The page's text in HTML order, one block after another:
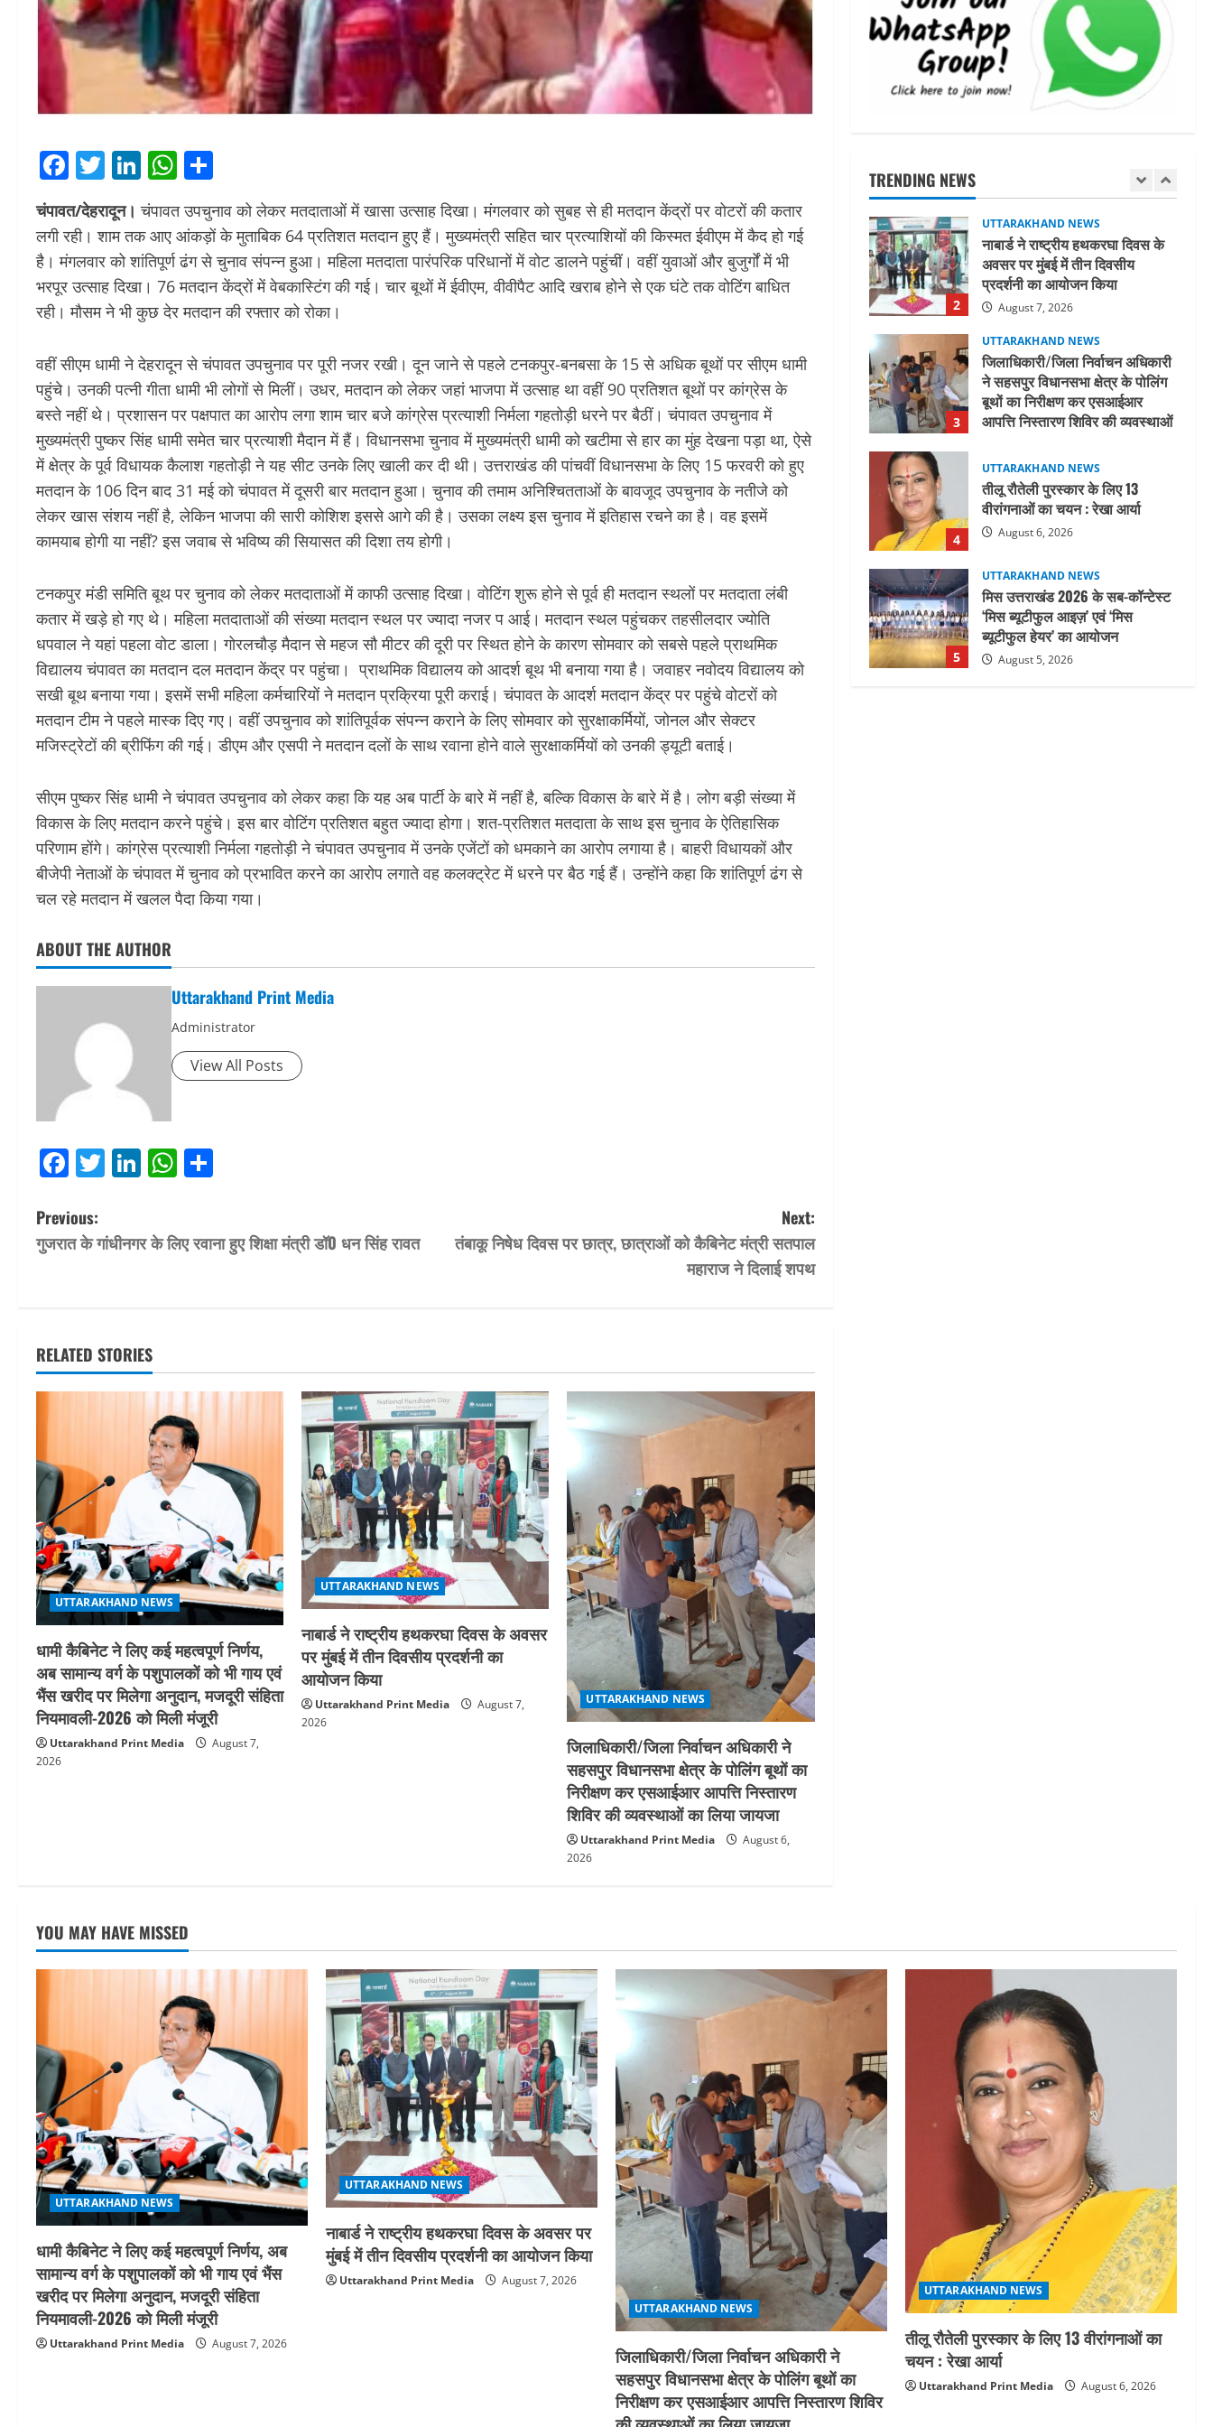
Facebook
Twitter
LinkedIn
WhatsApp
चंपावत/देहरादून। चंपावत उपचुनाव को लेकर मतदाताओं में खासा उत्साह दिखा। मंगलवार को सुबह से ही मतदान केंद्रों पर वोटरों की कतार
लगी रही। शाम तक आए आंकड़ों के मुताबिक 64 प्रतिशत मतदान हुए हैं। मुख्यमंत्री सहित चार प्रत्याशियों की किस्मत ईवीएम में कैद हो गई
है। मंगलवार को शांतिपूर्ण ढंग से चुनाव संपन्न हुआ। महिला मतदाता पारंपरिक परिधानों में वोट डालने पहुंचीं। वहीं युवाओं और बुजुर्गों में भी
भरपूर उत्साह दिखा। 76 मतदान केंद्रों में वेबकास्टिंग की गई। चार बूथों में ईवीएम, वीवीपैट आदि खराब होने से एक घंटे तक वोटिंग बाधित
रही। मौसम ने भी कुछ देर मतदान की रफ्तार को रोका।
वहीं सीएम धामी ने देहरादून से चंपावत उपचुनाव पर पूरी नजर रखी। दून जाने से पहले टनकपुर-बनबसा के 15 से अधिक बूथों पर सीएम धामी
पहुंचे। उनकी पत्नी गीता धामी भी लोगों से मिलीं। उधर, मतदान को लेकर जहां भाजपा में उत्साह था वहीं 90 प्रतिशत बूथों पर कांग्रेस के
बस्ते नहीं थे। प्रशासन पर पक्षपात का आरोप लगा शाम चार बजे कांग्रेस प्रत्याशी निर्मला गहतोड़ी धरने पर बैठीं। चंपावत उपचुनाव में
मुख्यमंत्री पुष्कर सिंह धामी समेत चार प्रत्याशी मैदान में हैं। विधानसभा चुनाव में मुख्यमंत्री धामी को खटीमा से हार का मुंह देखना पड़ा था, ऐसे
में क्षेत्र के पूर्व विधायक कैलाश गहतोड़ी ने यह सीट उनके लिए खाली कर दी थी। उत्तराखंड की पांचवीं विधानसभा के लिए 15 फरवरी को हुए
मतदान के 106 दिन बाद 31 मई को चंपावत में दूसरी बार मतदान हुआ। चुनाव की तमाम अनिश्चितताओं के बावजूद उपचुनाव के नतीजे को
लेकर खास संशय नहीं है, लेकिन भाजपा की सारी कोशिश इससे आगे की है। उसका लक्ष्य इस चुनाव में इतिहास रचने का है। वह इसमें
कामयाब होगी या नहीं? इस जवाब से भविष्य की सियासत की दिशा तय होगी।
टनकपुर मंडी समिति बूथ पर चुनाव को लेकर मतदाताओं में काफी उत्साह दिखा। वोटिंग शुरू होने से पूर्व ही मतदान स्थलों पर मतदाता लंबी
कतार में खड़े हो गए थे। महिला मतदाताओं की संख्या मतदान स्थल पर ज्यादा नजर प आई। मतदान स्थल पहुंचकर तहसीलदार ज्योति
धपवाल ने यहां पहला वोट डाला। गोरलचौड़ मैदान से महज सौ मीटर की दूरी पर स्थित होने के कारण सोमवार को सबसे पहले प्राथमिक
विद्यालय चंपावत का मतदान दल मतदान केंद्र पर पहुंचा। प्राथमिक विद्यालय को आदर्श बूथ भी बनाया गया है। जवाहर नवोदय विद्यालय को
सखी बूथ बनाया गया। इसमें सभी महिला कर्मचारियों ने मतदान प्रक्रिया पूरी कराई। चंपावत के आदर्श मतदान केंद्र पर पहुंचे वोटरों को
मतदान टीम ने पहले मास्क दिए गए। वहीं उपचुनाव को शांतिपूर्वक संपन्न कराने के लिए सोमवार को सुरक्षाकर्मियों, जोनल और सेक्टर
मजिस्ट्रेटों की ब्रीफिंग की गई। डीएम और एसपी ने मतदान दलों के साथ रवाना होने वाले सुरक्षाकर्मियों को उनकी ड्यूटी बताई।
सीएम पुष्कर सिंह धामी ने चंपावत उपचुनाव को लेकर कहा कि यह अब पार्टी के बारे में नहीं है, बल्कि विकास के बारे में है। लोग बड़ी संख्या में
विकास के लिए मतदान करने पहुंचे। इस बार वोटिंग प्रतिशत बहुत ज्यादा होगा। शत-प्रतिशत मतदाता के साथ इस चुनाव के ऐतिहासिक
परिणाम होंगे। कांग्रेस प्रत्याशी निर्मला गहतोड़ी ने चंपावत उपचुनाव में उनके एजेंटों को धमकाने का आरोप लगाया है। बाहरी विधायकों और
बीजेपी नेताओं के चंपावत में चुनाव को प्रभावित करने का आरोप लगाते वह कलक्ट्रेट में धरने पर बैठ गई हैं। उन्होंने कहा कि शांतिपूर्ण ढंग से
चल रहे मतदान में खलल पैदा किया गया।
ABOUT THE AUTHOR
Uttarakhand Print Media
Administrator
View All Posts
Facebook
Twitter
LinkedIn
WhatsApp
P
o
n
v
i
g
a
t
i
o
n
Previous:
गुजरात के गांधीनगर के लिए रवाना हुए शिक्षा मंत्री डॉ0 धन सिंह रावत
Next:
तंबाकू निषेध दिवस पर छात्र, छात्राओं को कैबिनेट मंत्री सतपाल
महाराज ने दिलाई शपथ
RELATED STORIES
UTTARAKHAND NEWS
धामी कैबिनेट ने लिए कई महत्वपूर्ण निर्णय,
अब सामान्य वर्ग के पशुपालकों को भी गाय एवं
भैंस खरीद पर मिलेगा अनुदान, मजदूरी संहिता
नियमावली-2026 को मिली मंजूरी
Uttarakhand Print Media
August 7,
2026
UTTARAKHAND NEWS
नाबार्ड ने राष्ट्रीय हथकरघा दिवस के अवसर
पर मुंबई में तीन दिवसीय प्रदर्शनी का
आयोजन किया
Uttarakhand Print Media
August 7,
2026
UTTARAKHAND NEWS
जिलाधिकारी/जिला निर्वाचन अधिकारी ने
सहसपुर विधानसभा क्षेत्र के पोलिंग बूथों का
निरीक्षण कर एसआईआर आपत्ति निस्तारण
शिविर की व्यवस्थाओं का लिया जायजा
Uttarakhand Print Media
August 6,
2026
TRENDING NEWS
1
धामी कैबिनेट ने लिए कई महत्वपूर्ण
निर्णय, अब सामान्य वर्ग के पशुपालकों
को भी गाय एवं भैंस खरीद पर मिलेगा
अनुदान, मजदूरी संहिता
नियमावली-2026 को मिली मंजूरी
August 7, 2026
2
UTTARAKHAND NEWS
3
UTTARAKHAND NEWS
जिलाधिकारी/जिला निर्वाचन अधिकारी
ने सहसपुर विधानसभा क्षेत्र के पोलिंग
बूथों का निरीक्षण कर एसआईआर
आपत्ति निस्तारण शिविर की व्यवस्थाओं
August 6, 2026
4
UTTARAKHAND NEWS
तीलू रौतेली पुरस्कार के लिए 13
वीरांगनाओं का चयन : रेखा आर्या
August 6, 2026
5
मिस उत्तराखंड 2026 के सब-कॉन्टेस्ट
‘मिस ब्यूटीफुल आइज़’ एवं ‘मिस
ब्यूटीफुल हेयर’ का आयोजन
August 5, 2026
1
UTTARAKHAND NEWS
धामी कैबिनेट ने लिए कई महत्वपूर्ण
निर्णय, अब सामान्य वर्ग के पशुपालकों
को भी गाय एवं भैंस खरीद पर मिलेगा
अनुदान, मजदूरी संहिता
YOU MAY HAVE MISSED
UTTARAKHAND NEWS
धामी कैबिनेट ने लिए कई महत्वपूर्ण निर्णय, अब
सामान्य वर्ग के पशुपालकों को भी गाय एवं भैंस
खरीद पर मिलेगा अनुदान, मजदूरी संहिता
नियमावली-2026 को मिली मंजूरी
Uttarakhand Print Media August 7, 2026
UTTARAKHAND NEWS
नाबार्ड ने राष्ट्रीय हथकरघा दिवस के अवसर पर
मुंबई में तीन दिवसीय प्रदर्शनी का आयोजन किया
Uttarakhand Print Media
August 7, 2026
UTTARAKHAND NEWS
जिलाधिकारी/जिला निर्वाचन अधिकारी ने
सहसपुर विधानसभा क्षेत्र के पोलिंग बूथों का
निरीक्षण कर एसआईआर आपत्ति निस्तारण शिविर
UTTARAKHAND NEWS
तीलू रौतेली पुरस्कार के लिए 13 वीरांगनाओं का
चयन : रेखा आर्या
Uttarakhand Print Media August 6, 2026